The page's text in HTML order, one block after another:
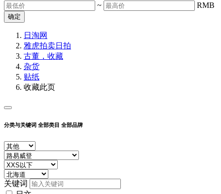
~ RMB
确定
日淘网
雅虎拍卖日拍
古董，收藏
杂货
贴纸
收藏此页
分类与关键词 全部类目 全部品牌
关键词